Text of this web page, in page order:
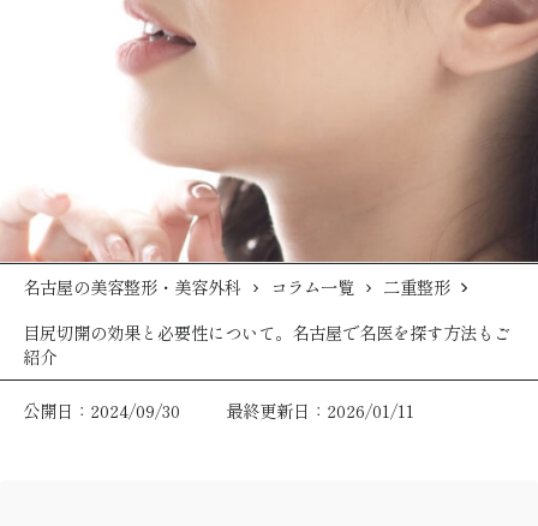
名古屋の美容整形・美容外科 コラム一覧
二重整形
目尻切開の効果と必要性について。名古屋で名医を探す方法もご
紹介
公開日：2024/09/30 最終更新日：2026/01/11